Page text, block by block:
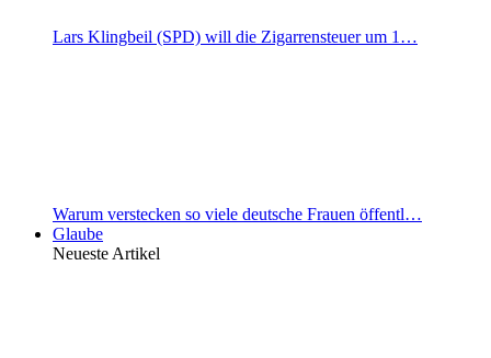
Lars Klingbeil (SPD) will die Zigarrensteuer um 1…
Warum verstecken so viele deutsche Frauen öffentl…
Glaube
Neueste Artikel